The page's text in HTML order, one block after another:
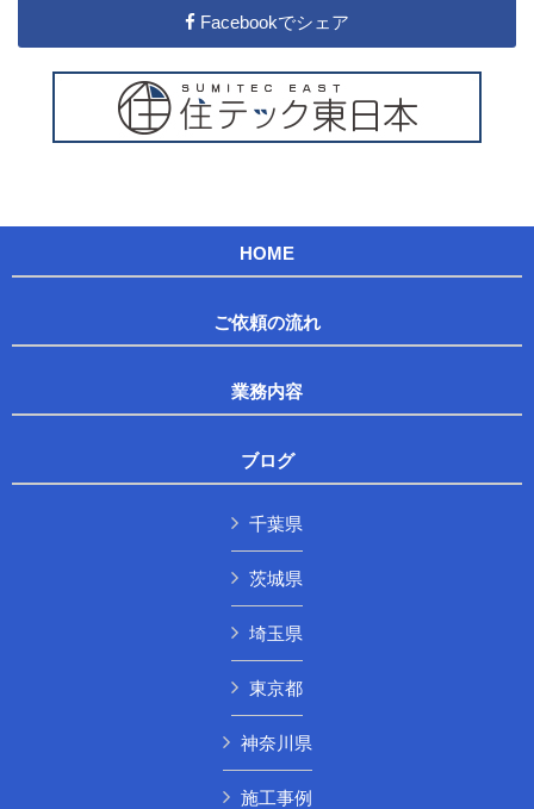
Facebookでシェア
HOME
ご依頼の流れ
業務内容
ブログ
千葉県
茨城県
埼玉県
東京都
神奈川県
施工事例